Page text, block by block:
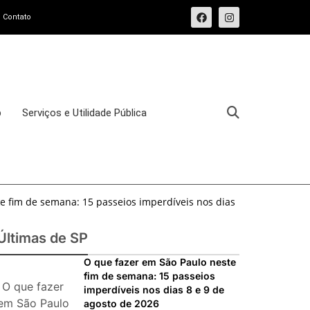
Contato
Serviços e Utilidade Pública
fim de semana: 15 passeios imperdíveis nos dias
o Bixiga em um pedaço da Itália durante
de 2026: festas italianas, eventos,
25 e 26 de julho: festas, shows, exposições e
de SP
O que fazer
São Paulo
O que fazer em São Paulo neste
fim de semana: 15 passeios
imperdíveis nos dias 8 e 9 de
agosto de 2026